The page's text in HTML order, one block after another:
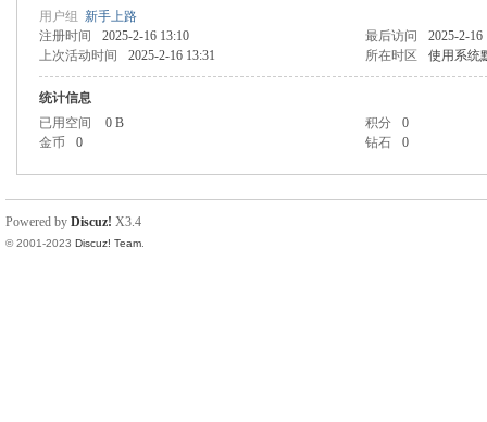
用户组 新手上路
注册时间
2025-2-16 13:10 最后访问
2025-2-16
上次活动时间
2025-2-16 13:31 所在时区 使用系统
统计信息
已用空间
0 B 积分
0
金币
0 钻石 0
Powered by Discuz! X3.4
© 2001-2023 Discuz! Team